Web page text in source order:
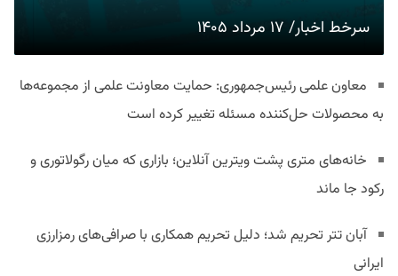
سرخط اخبار/ ۱۷ مرداد ۱۴۰۵
معاون علمی رئیس‌جمهوری: حمایت معاونت علمی از مجموعه‌ها
به محصولات حل‌کننده مسئله تغییر کرده است
خانه‌های متری پشت ویترین آنلاین؛ بازاری که میان رگولاتوری و
رکود جا ماند
آبان تتر تحریم شد؛ دلیل تحریم همکاری با صرافی‌های رمزارزی
ایرانی